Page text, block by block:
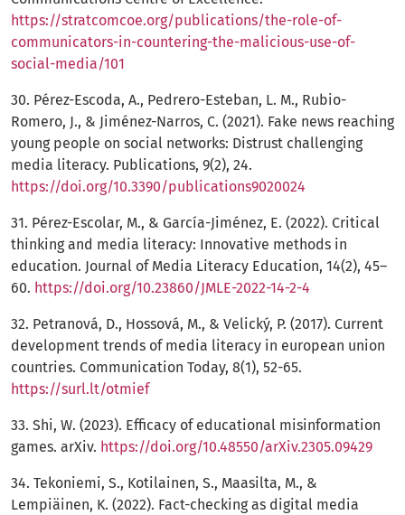
https://stratcomcoe.org/publications/the-role-of-
communicators-in-countering-the-malicious-use-of-
social-media/101
30. Pérez-Escoda, A., Pedrero-Esteban, L. M., Rubio-
Romero, J., & Jiménez-Narros, C. (2021). Fake news reaching
young people on social networks: Distrust challenging
media literacy. Publications, 9(2), 24.
https://doi.org/10.3390/publications9020024
31. Pérez-Escolar, M., & García-Jiménez, E. (2022). Critical
thinking and media literacy: Innovative methods in
education. Journal of Media Literacy Education, 14(2), 45–
60. https://doi.org/10.23860/JMLE-2022-14-2-4
32. Petranová, D., Hossová, M., & Velický, P. (2017). Сurrent
development trends of media literacy in european union
countries. Communication Today, 8(1), 52-65.
https://surl.lt/otmief
33. Shi, W. (2023). Efficacy of educational misinformation
games. arXiv. https://doi.org/10.48550/arXiv.2305.09429
34. Tekoniemi, S., Kotilainen, S., Maasilta, M., &
Lempiäinen, K. (2022). Fact-checking as digital media